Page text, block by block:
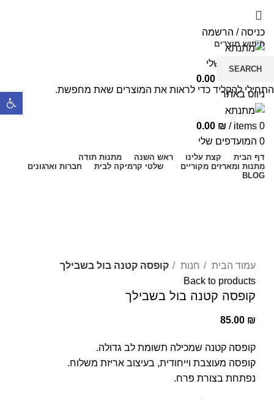
כניסה / הרשמה
המועדפים שלי
0.00
ניווט באתר
0
items
/
0.00 ₪
0 המועדפים שלי
דף הבית קצת עלינו ראש השנה
מתנות תודה
מתנות ומארזים מקוריים
שלטי קרמיקה לבית
חברות וארגונים
BLOG
עמוד הבית
חנות
קופסה קטנה בול בשבילך
Back to products
קופסה קטנה בול בשבילך
85.00 ₪
קופסה קטנה שמכילה תשומת לב גדולה.
קופסה מעוצבת וייחודית, בעיצוב אריזת משלוח.
נפתחת בצורת פרח.
SEARCH
התחילי להקליד כדי לראות את המוצרים שאת מחפשת.
פתח